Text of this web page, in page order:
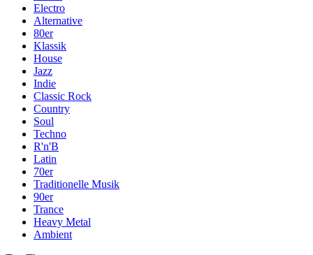
Electro
Alternative
80er
Klassik
House
Jazz
Indie
Classic Rock
Country
Soul
Techno
R'n'B
Latin
70er
Traditionelle Musik
90er
Trance
Heavy Metal
Ambient